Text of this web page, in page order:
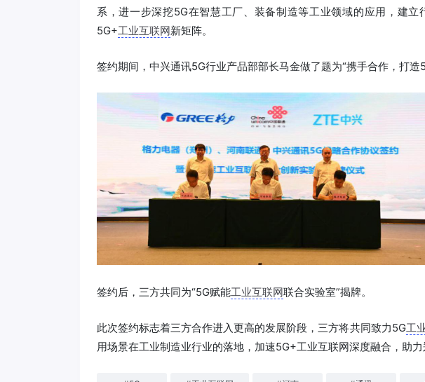
系，进一步深挖5G在智慧工厂、装备制造等工业领域的应用，建
5G+工业互联网新矩阵。
签约期间，中兴通讯5G行业产品部部长马金做了题为“携手合作，打造
签约后，三方共同为“5G赋能工业互联网联合实验室”揭牌。
此次签约标志着三方合作进入更高的发展阶段，三方将共同致力5G工
用场景在工业制造业行业的落地，加速5G+工业互联网深度融合，助力